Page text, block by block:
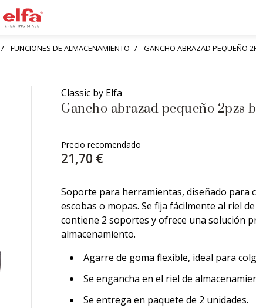
FUNCIONES DE ALMACENAMIENTO GANCHO ABRAZAD PEQUEÑO
Classic by Elfa
Gancho abrazad pequeño 2pzs
Precio recomendado
21,70 €
Soporte para herramientas, diseñado para
escobas o mopas. Se fija fácilmente al riel
contiene 2 soportes y ofrece una solución
almacenamiento.
Agarre de goma flexible, ideal para
Se engancha en el riel de
Se entrega en paquete de 2 unidades.